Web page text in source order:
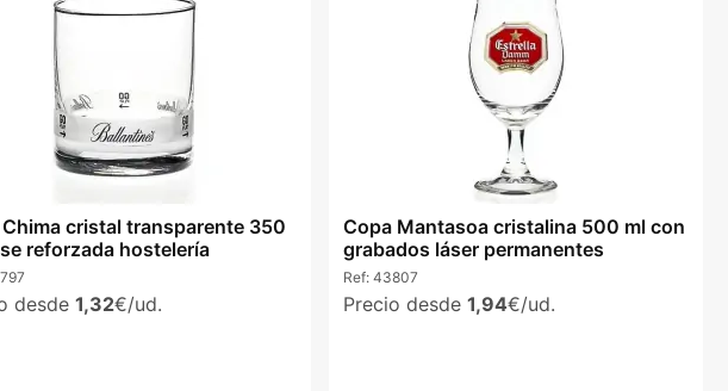
cristal transparente 350
reforzada hostelería
desde 1,32€/ud.
Copa Mantasoa cristalina 500 ml con
grabados láser permanentes
Ref: 43807
Precio desde 1,94€/ud.